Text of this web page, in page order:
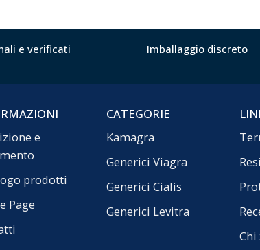
e verificati Imballaggio discreto
e
prodotti
Page
CATEGORIE
Kamagra
Generici Viagra
Generici Cialis
Generici Levitra
Chi